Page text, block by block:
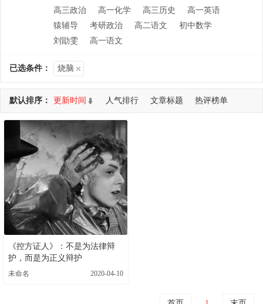
高三政治
高一化学 高三历史
高一英语
猿辅导
考研政治 高二语文
初中数学
刘勖雯
高一语文
已选条件： 烧脑
默认排序： 更新时间 人气排行 文章标题
热评榜单
《控方证人》：不是为法律辩
护，而是为正义辩护
未命名 2020-04-10